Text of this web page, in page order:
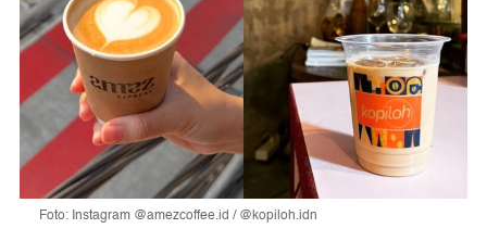
Foto: Instagram @amezcoffee.id / @kopiloh.idn